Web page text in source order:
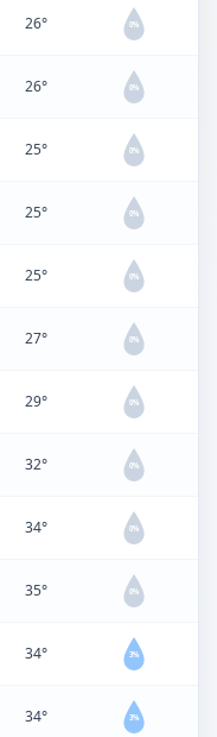
26° 0%
26° 0%
25° 0%
25° 0%
25° 0%
27° 0%
29° 0%
32° 0%
34° 0%
35° 0%
34° 3%
34° 3%